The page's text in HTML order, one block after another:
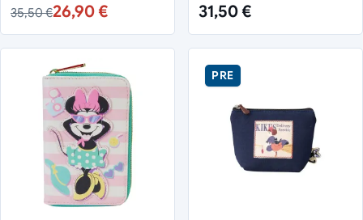
35,50 €26,90 € 31,50 €
PRE